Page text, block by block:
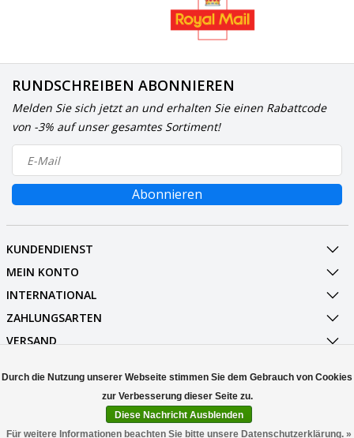
RUNDSCHREIBEN ABONNIEREN
Melden Sie sich jetzt an und erhalten Sie einen Rabattcode
von -3% auf unser gesamtes Sortiment!
Abonnieren
KUNDENDIENST
MEIN KONTO
INTERNATIONAL
ZAHLUNGSARTEN
VERSAND
© Copyright 2026 Stuff Enough.be
Durch die Nutzung unserer Webseite stimmen Sie dem Gebrauch von Cookies
zur Verbesserung dieser Seite zu.
Diese Nachricht Ausblenden
Für weitere Informationen beachten Sie bitte unsere Datenschutzerklärung. »